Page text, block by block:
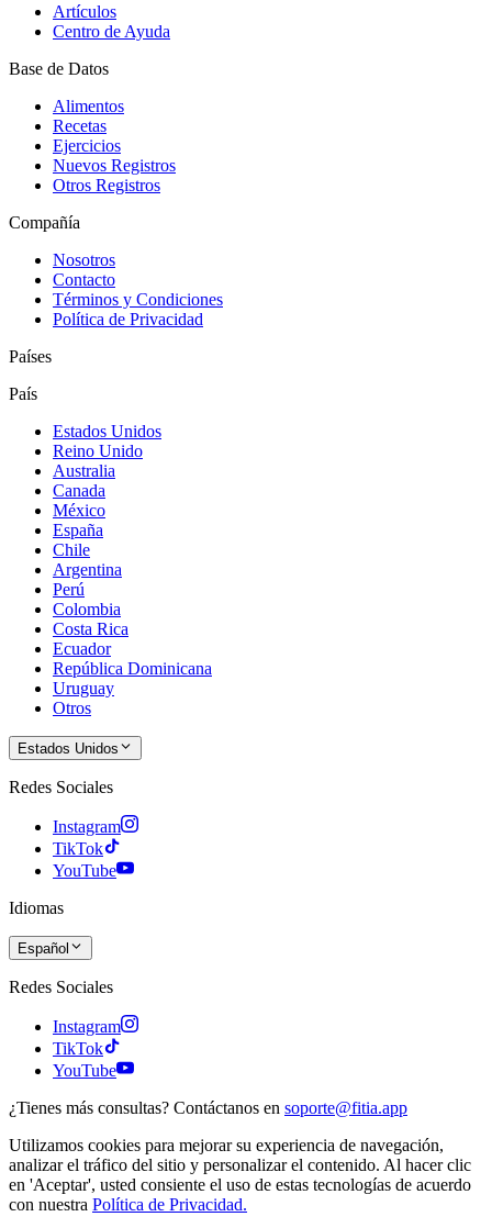
Artículos
Centro de Ayuda
Base de Datos
Alimentos
Recetas
Ejercicios
Nuevos Registros
Otros Registros
Compañía
Nosotros
Contacto
Términos y Condiciones
Política de Privacidad
Países
País
Estados Unidos
Reino Unido
Australia
Canada
México
España
Chile
Argentina
Perú
Colombia
Costa Rica
Ecuador
República Dominicana
Uruguay
Otros
Estados Unidos
Redes Sociales
Instagram
TikTok
YouTube
Idiomas
Español
Redes Sociales
Instagram
TikTok
YouTube
¿Tienes más consultas? Contáctanos en soporte@fitia.app
Utilizamos cookies para mejorar su experiencia de navegación,
analizar el tráfico del sitio y personalizar el contenido. Al hacer clic
en 'Aceptar', usted consiente el uso de estas tecnologías de acuerdo
con nuestra Política de Privacidad.